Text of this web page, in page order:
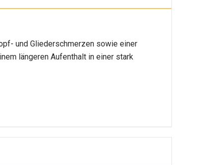
und Gliederschmerzen sowie einer
längeren Aufenthalt in einer stark